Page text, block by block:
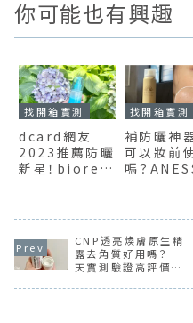
你可能也有興趣
找開箱實測
dcard網友
2023推薦防曬
新星！biore含
找開箱實測
補防曬神
可以妝前
嗎？
水力、打
妝效果實測
CNP透亮煥膚原生精
露去角質好用嗎？十
天實測驗證高評價是